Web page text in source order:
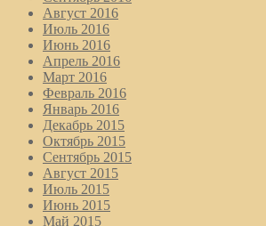
Август 2016
Июль 2016
Июнь 2016
Апрель 2016
Март 2016
Февраль 2016
Январь 2016
Декабрь 2015
Октябрь 2015
Сентябрь 2015
Август 2015
Июль 2015
Июнь 2015
Май 2015